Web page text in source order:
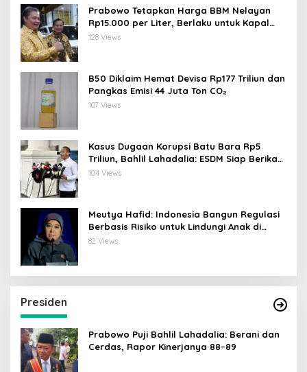
Prabowo Tetapkan Harga BBM Nelayan
Rp15.000 per Liter, Berlaku untuk Kapal
30-200 GT
128 Views
B50 Diklaim Hemat Devisa Rp177 Triliun dan
Pangkas Emisi 44 Juta Ton CO₂
107 Views
Kasus Dugaan Korupsi Batu Bara Rp5
Triliun, Bahlil Lahadalia: ESDM Siap Berikan
Data
104 Views
Meutya Hafid: Indonesia Bangun Regulasi
Berbasis Risiko untuk Lindungi Anak di
Dunia Digital
82 Views
Presiden
Prabowo Puji Bahlil Lahadalia: Berani dan
Cerdas, Rapor Kinerjanya 88–89